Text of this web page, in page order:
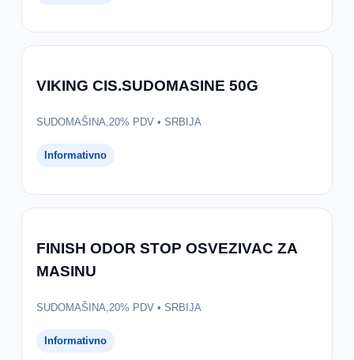
VIKING CIS.SUDOMASINE 50G
SUDOMAŠINA,20% PDV • SRBIJA
Informativno
FINISH ODOR STOP OSVEZIVAC ZA
MASINU
SUDOMAŠINA,20% PDV • SRBIJA
Informativno